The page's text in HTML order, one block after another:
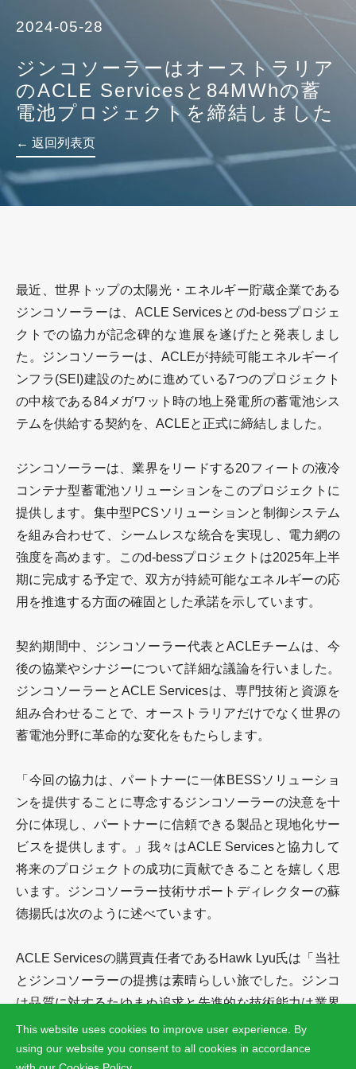
This website uses cookies to improve user experience. By
using our website you consent to all cookies in accordance
2024-05-28
ジンコソーラーはオーストラリア
のACLE Servicesと84MWhの蓄
電池プロジェクトを締結しました
← 返回列表页
最近、世界トップの太陽光・エネルギー貯蔵企業である
ジンコソーラーは、ACLE Servicesとのd-bessプロジェ
クトでの協力が記念碑的な進展を遂げたと発表しまし
た。ジンコソーラーは、ACLEが持続可能エネルギーイ
ンフラ(SEI)建設のために進めている7つのプロジェクト
の中核である84メガワット時の地上発電所の蓄電池シス
テムを供給する契約を、ACLEと正式に締結しました。
ジンコソーラーは、業界をリードする20フィートの液冷
コンテナ型蓄電池ソリューションをこのプロジェクトに
提供します。集中型PCSソリューションと制御システム
を組み合わせて、シームレスな統合を実現し、電力網の
強度を高めます。このd-bessプロジェクトは2025年上半
期に完成する予定で、双方が持続可能なエネルギーの応
用を推進する方面の確固とした承諾を示しています。
契約期間中、ジンコソーラー代表とACLEチームは、今
後の協業やシナジーについて詳細な議論を行いました。
ジンコソーラーとACLE Servicesは、専門技術と資源を
組み合わせることで、オーストラリアだけでなく世界の
蓄電池分野に革命的な変化をもたらします。
「今回の協力は、パートナーに一体BESSソリューショ
ンを提供することに専念するジンコソーラーの決意を十
分に体現し、パートナーに信頼できる製品と現地化サー
ビスを提供します。」我々はACLE Servicesと協力して
将来のプロジェクトの成功に貢献できることを嬉しく思
います。ジンコソーラー技術サポートディレクターの蘇
徳揚氏は次のように述べています。
ACLE Servicesの購買責任者であるHawk Lyu氏は「当社
とジンコソーラーの提携は素晴らしい旅でした。ジンコ
は品質に対するたゆまぬ追求と先進的な技術能力は業界
のために高水準を樹立しました。私たちはジンコのサポ
ートに感謝しており、楽しみにしています」をコメント